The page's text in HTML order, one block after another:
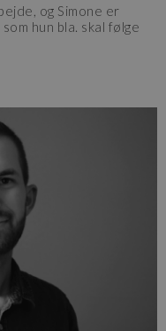
og Simone er
hun bla. skal følge